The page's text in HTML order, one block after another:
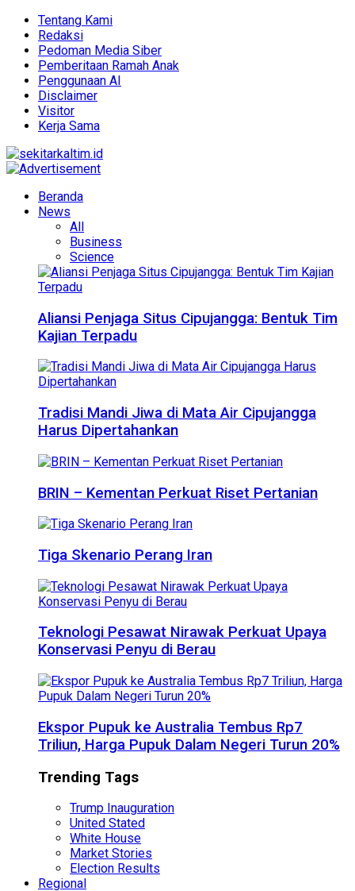
Tentang Kami
Redaksi
Pedoman Media Siber
Pemberitaan Ramah Anak
Penggunaan AI
Disclaimer
Visitor
Kerja Sama
Beranda
News
All
Business
Science
Aliansi Penjaga Situs Cipujangga: Bentuk Tim
Kajian Terpadu
Tradisi Mandi Jiwa di Mata Air Cipujangga
Harus Dipertahankan
BRIN – Kementan Perkuat Riset Pertanian
Tiga Skenario Perang Iran
Teknologi Pesawat Nirawak Perkuat Upaya
Konservasi Penyu di Berau
Ekspor Pupuk ke Australia Tembus Rp7
Triliun, Harga Pupuk Dalam Negeri Turun 20%
Trending Tags
Trump Inauguration
United Stated
White House
Market Stories
Election Results
Regional